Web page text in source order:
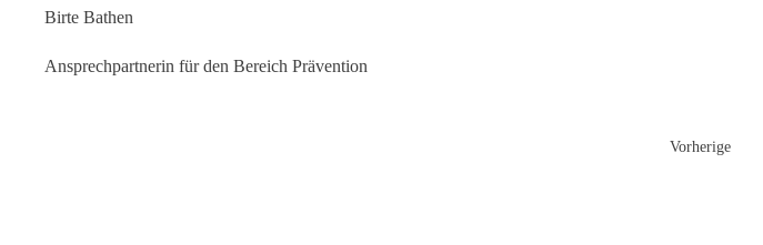
Birte Bathen
Ansprechpartnerin für den Bereich Prävention
Vorherige